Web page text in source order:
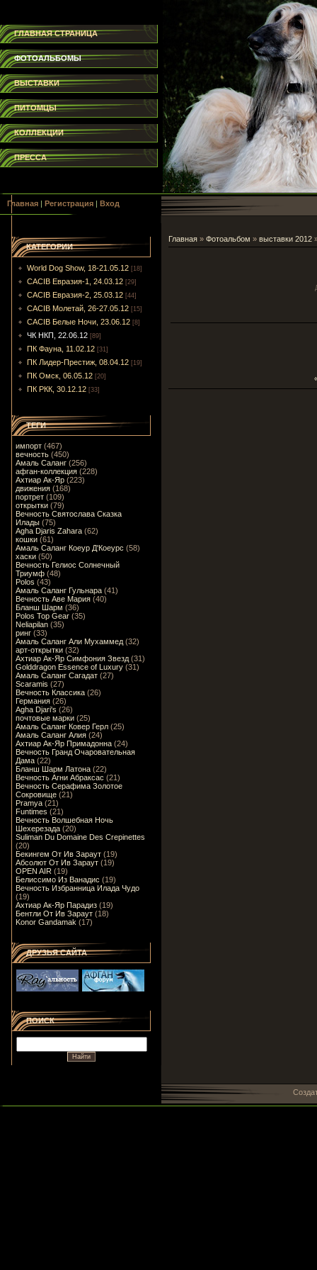
ГЛАВНАЯ СТРАНИЦА
ФОТОАЛЬБОМЫ
ВЫСТАВКИ
ПИТОМЦЫ
КОЛЛЕКЦИИ
ПРЕССА
Главная | Регистрация | Вход
КАТЕГОРИИ
World Dog Show, 18-21.05.12 [18]
CACIB Евразия-1, 24.03.12 [29]
CACIB Евразия-2, 25.03.12 [44]
CACIB Молетай, 26-27.05.12 [15]
CACIB Белые Ночи, 23.06.12 [8]
ЧК НКП, 22.06.12 [89]
ПК Фауна, 11.02.12 [31]
ПК Лидер-Престиж, 08.04.12 [19]
ПК Омск, 06.05.12 [20]
ПК РКК, 30.12.12 [33]
ТЕГИ
импорт (467)
вечность (450)
Амаль Саланг (256)
афган-коллекция (228)
Ахтиар Ак-Яр (223)
движения (168)
портрет (109)
открытки (79)
Вечность Святослава Сказка
Илады (75)
Agha Djaris Zahara (62)
кошки (61)
Амаль Саланг Коеур Д'Коеурс (58)
хаски (50)
Вечность Гелиос Солнечный
Триумф (48)
Polos (43)
Амаль Саланг Гульнара (41)
Вечность Аве Мария (40)
Бланш Шарм (36)
Polos Top Gear (35)
Neliapilan (35)
ринг (33)
Амаль Саланг Али Мухаммед (32)
арт-открытки (32)
Ахтиар Ак-Яр Симфония Звезд (31)
Golddragon Essence of Luxury (31)
Амаль Саланг Сагадат (27)
Scaramis (27)
Вечность Классика (26)
Германия (26)
Agha Djari's (26)
почтовые марки (25)
Амаль Саланг Ковер Герл (25)
Амаль Саланг Алия (24)
Ахтиар Ак-Яр Примадонна (24)
Вечность Гранд Очаровательная
Дама (22)
Бланш Шарм Латона (22)
Вечность Агни Абраксас (21)
Вечность Серафима Золотое
Сокровище (21)
Pramya (21)
Funtimes (21)
Вечность Волшебная Ночь
Шехерезада (20)
Suliman Du Domaine Des Crepinettes
(20)
Бекингем От Ив Зараут (19)
Абсолют От Ив Зараут (19)
OPEN AIR (19)
Белиссимо Из Ванадис (19)
Вечность Избранница Илада Чудо
(19)
Ахтиар Ак-Яр Парадиз (19)
Бентли От Ив Зараут (18)
Konor Gandamak (17)
ДРУЗЬЯ САЙТА
ПОИСК
Главная » Фотоальбом » выставки 2012